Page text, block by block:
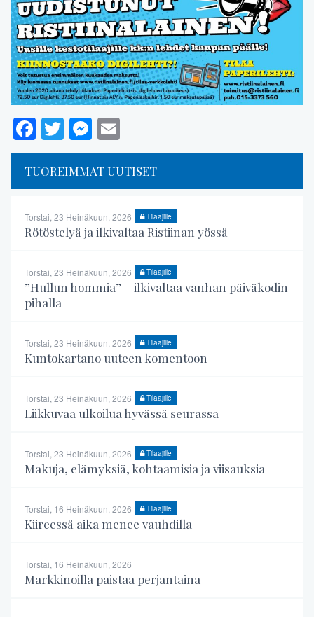
Facebook
TwitterMessenger
TUOREIMMAT UUTISET
Torstai, 23 Heinäkuun, 2026 Tilaajille
Rötöstelyä ja ilkivaltaa Ristiinan yössä
Torstai, 23 Heinäkuun, 2026 Tilaajille
”Hullun hommia” – ilkivaltaa vanhan päiväkodin
pihalla
Torstai, 23 Heinäkuun, 2026 Tilaajille
Kuntokartano uuteen komentoon
Torstai, 23 Heinäkuun, 2026 Tilaajille
Liikkuvaa ulkoilua hyvässä seurassa
Torstai, 23 Heinäkuun, 2026 Tilaajille
Makuja, elämyksiä, kohtaamisia ja viisauksia
Torstai, 16 Heinäkuun, 2026 Tilaajille
Kiireessä aika menee vauhdilla
Torstai, 16 Heinäkuun, 2026
Markkinoilla paistaa perjantaina